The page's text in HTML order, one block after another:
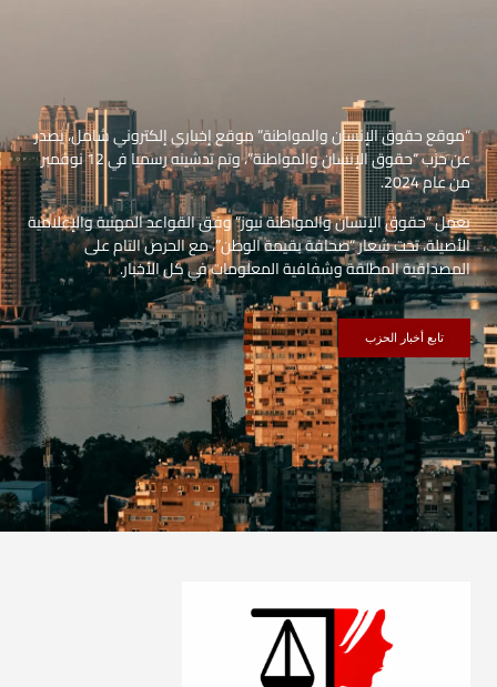
“موقع حقوق الإنسان والمواطنة” موقع إخباري إلكتروني شامل، يصدر
عن حزب “حقوق الإنسان والمواطنة”، وتم تدشينه رسميا في 12 نوفمبر
من عام 2024.
يعمل “حقوق الإنسان والمواطنة نيوز” وفق القواعد المهنية والإعلامية
الأصيلة، تحت شعار “صحافة بقيمة الوطن”، مع الحرص التام على
المصداقية المطلقة وشفافية المعلومات في كل الأخبار.
تابع أخبار الحزب